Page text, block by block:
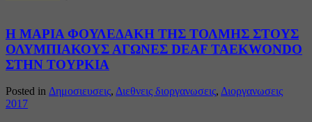
Η ΜΑΡΙΑ ΦΟΥΛΕΔΑΚΗ ΤΗΣ ΤΟΛΜΗΣ ΣΤΟΥΣ
ΟΛΥΜΠΙΑΚΟΥΣ ΑΓΩΝΕΣ DEAF TAEKWONDO
ΣΤΗΝ ΤΟΥΡΚΙΑ
Posted in Δημοσιευσεις, Διεθνεις διοργανωσεις, Διοργανωσεις
2017